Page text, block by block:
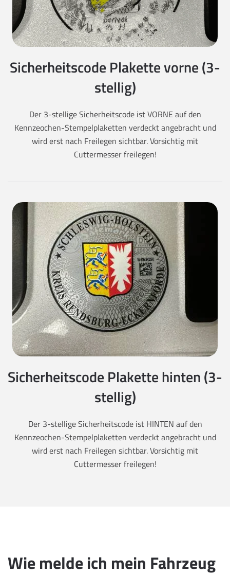
Sicherheitscode Plakette vorne (3-
stellig)
Der 3-stellige Sicherheitscode ist VORNE auf den
Kennzeochen-Stempelplaketten verdeckt angebracht und
wird erst nach Freilegen sichtbar. Vorsichtig mit
Cuttermesser freilegen!
Sicherheitscode Plakette hinten (3-
stellig)
Der 3-stellige Sicherheitscode ist HINTEN auf den
Kennzeochen-Stempelplaketten verdeckt angebracht und
wird erst nach Freilegen sichtbar. Vorsichtig mit
Cuttermesser freilegen!
Wie melde ich mein Fahrzeug